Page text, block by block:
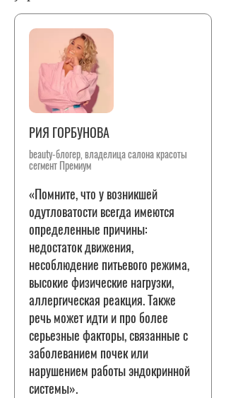
РИЯ ГОРБУНОВА
beauty-блогер, владелица салона красоты
сегмент Премиум
«Помните, что у возникшей
одутловатости всегда имеются
определенные причины:
недостаток движения,
несоблюдение питьевого режима,
высокие физические нагрузки,
аллергическая реакция. Также
речь может идти и про более
серьезные факторы, связанные с
заболеванием почек или
нарушением работы эндокринной
системы».